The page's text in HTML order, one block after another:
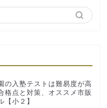
の入塾テストは難易度が高
格点と対策、オススメ市販
【小２】